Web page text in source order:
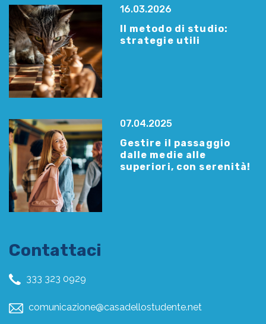
16.03.2026
Il metodo di studio:
strategie utili
07.04.2025
Gestire il passaggio
dalle medie alle
superiori, con serenità!
Contattaci
333 323 0929
comunicazione@casadellostudente.net